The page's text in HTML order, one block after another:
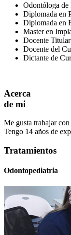
Odontóloga
Diplomada en
Diplomada en
Master en
Docente
Docente del
Dictante de
Acerca
de mi
Me gusta trabajar
Tengo 14 años de
Tratamientos
Odontopediatria